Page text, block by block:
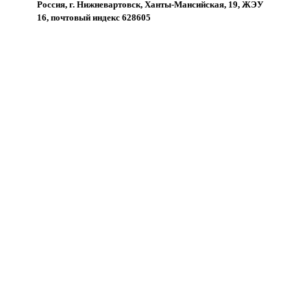
Россия, г. Нижневартовск, Ханты-Мансийская, 19, ЖЭУ
16, почтовый индекс 628605